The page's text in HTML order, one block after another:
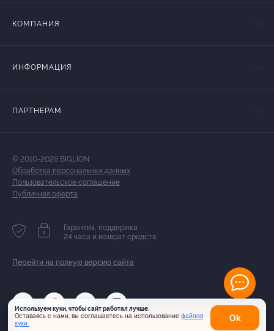
Используем куки, чтобы сайт работал лучше.
Оставаясь с нами, вы соглашаетесь на использование файлов
куки.
Оk
КОМПАНИЯ
ИНФОРМАЦИЯ
ПАРТНЕРАМ
© 2010-2026 BIGLION
Обработка персональных данных
Пользовательское соглашение
Публичная оферта
Гарантия, поддержка
24 часа и возврат средств
Перейти на полную версию сайта